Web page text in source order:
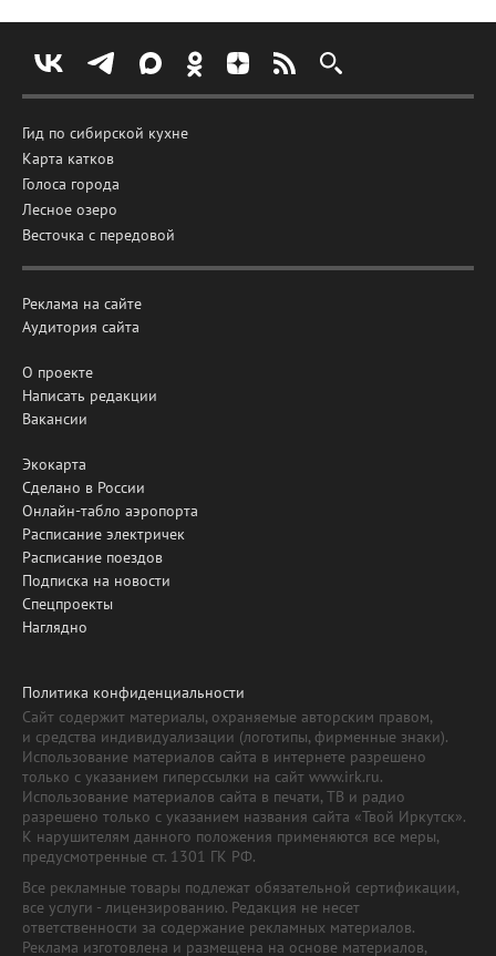
Гид по сибирской кухне
Карта катков
Голоса города
Лесное озеро
Весточка с передовой
Реклама на сайте
Аудитория сайта
О проекте
Написать редакции
Вакансии
Экокарта
Сделано в России
Онлайн-табло аэропорта
Расписание электричек
Расписание поездов
Подписка на новости
Спецпроекты
Наглядно
Политика конфиденциальности
Сайт содержит материалы, охраняемые авторским правом,
и средства индивидуализации (логотипы, фирменные знаки).
Использование материалов сайта в интернете разрешено
только с указанием гиперссылки на сайт www.irk.ru.
Использование материалов сайта в печати, ТВ и радио
разрешено только с указанием названия сайта «Твой Иркутск».
К нарушителям данного положения применяются все меры,
предусмотренные ст. 1301 ГК РФ.
Все рекламные товары подлежат обязательной сертификации,
все услуги - лицензированию. Редакция не несет
ответственности за содержание рекламных материалов.
Реклама изготовлена и размещена на основе материалов,